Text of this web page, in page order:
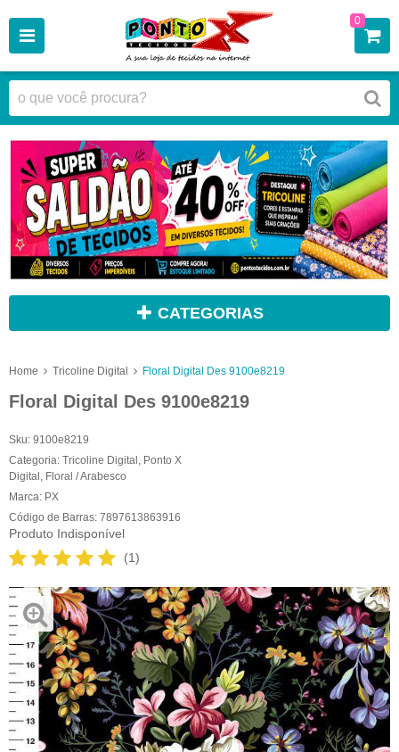
0
CATEGORIAS
Home Tricoline Digital Floral Digital Des 9100e8219
Floral Digital Des 9100e8219
Sku: 9100e8219
Categoria: Tricoline Digital , Ponto X
Digital , Floral / Arabesco
Marca: PX
Código de Barras: 7897613863916
Produto Indisponível
(1)